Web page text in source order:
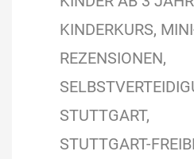
KINDERKURS
REZENSIONEN
STUTTGART
STUTTGART-